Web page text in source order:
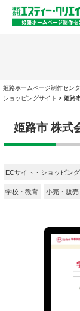
姫路ホームページ制作セン
ショッピングサイト > 姫路
姫路市 株式
ECサイト・ショッピン
学校・教育 小売・販売